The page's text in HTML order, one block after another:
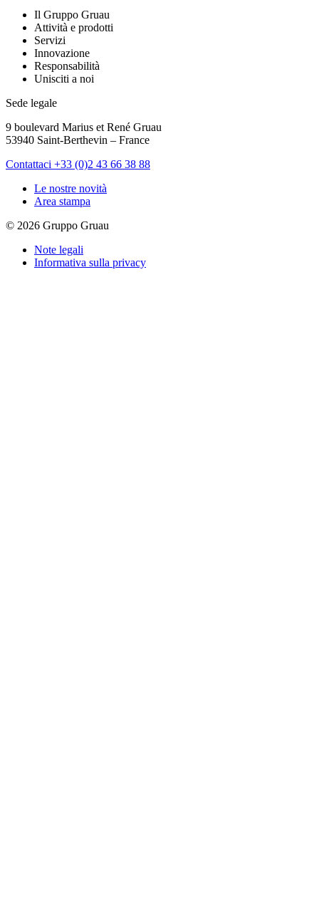
Il Gruppo Gruau
Attività e prodotti
Servizi
Innovazione
Responsabilità
Unisciti a noi
Sede legale
9 boulevard Marius et René Gruau
53940 Saint-Berthevin – France
Contattaci +33 (0)2 43 66 38 88
Le nostre novità
Area stampa
© 2026 Gruppo Gruau
Note legali
Informativa sulla privacy